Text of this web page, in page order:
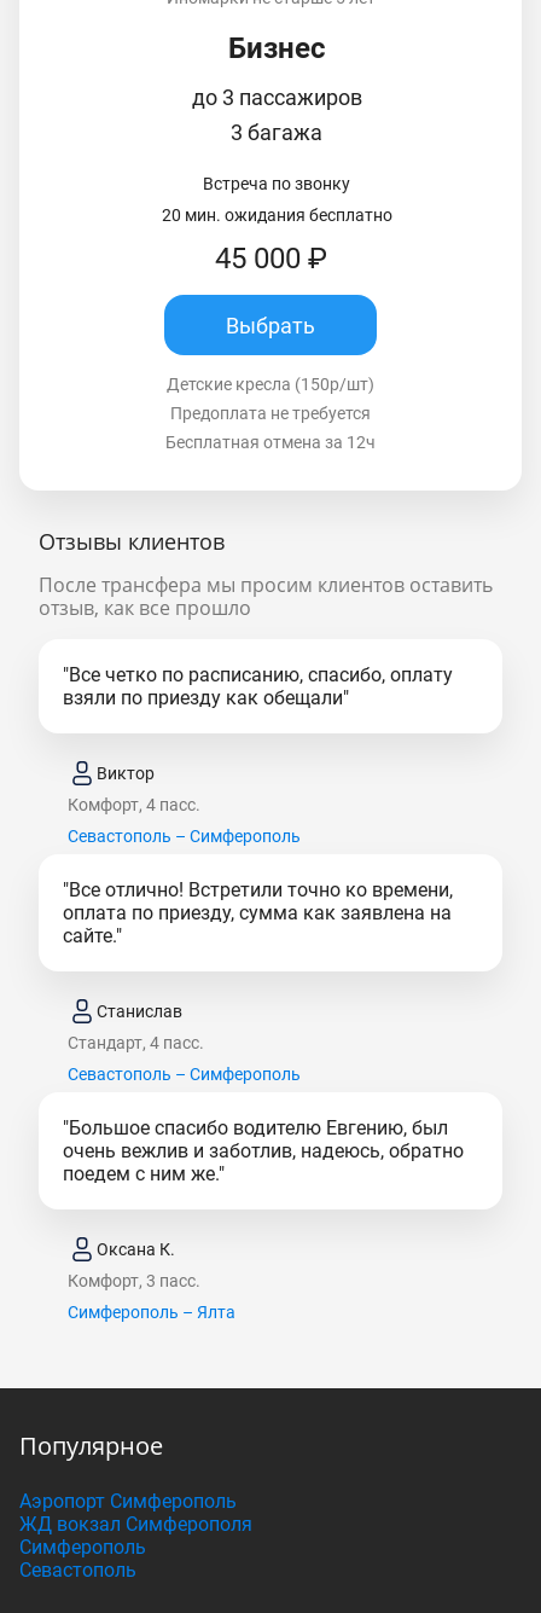
Бизнес
до 3 пассажиров
3 багажа
Встреча по звонку
20 мин. ожидания бесплатно
45 000 ₽
Выбрать
Детские кресла (150р/шт)
Предоплата не требуется
Бесплатная отмена за 12ч
Отзывы клиентов
После трансфера мы просим клиентов оставить
отзыв, как все прошло
"Все четко по расписанию, спасибо, оплату
взяли по приезду как обещали"
Виктор
Комфорт, 4 пасс.
Севастополь – Симферополь
"Все отлично! Встретили точно ко времени,
оплата по приезду, сумма как заявлена на
сайте."
Станислав
Стандарт, 4 пасс.
Севастополь – Симферополь
"Большое спасибо водителю Евгению, был
очень вежлив и заботлив, надеюсь, обратно
поедем с ним же."
Оксана К.
Комфорт, 3 пасс.
Симферополь – Ялта
Популярное
Аэропорт Симферополь
ЖД вокзал Симферополя
Симферополь
Севастополь